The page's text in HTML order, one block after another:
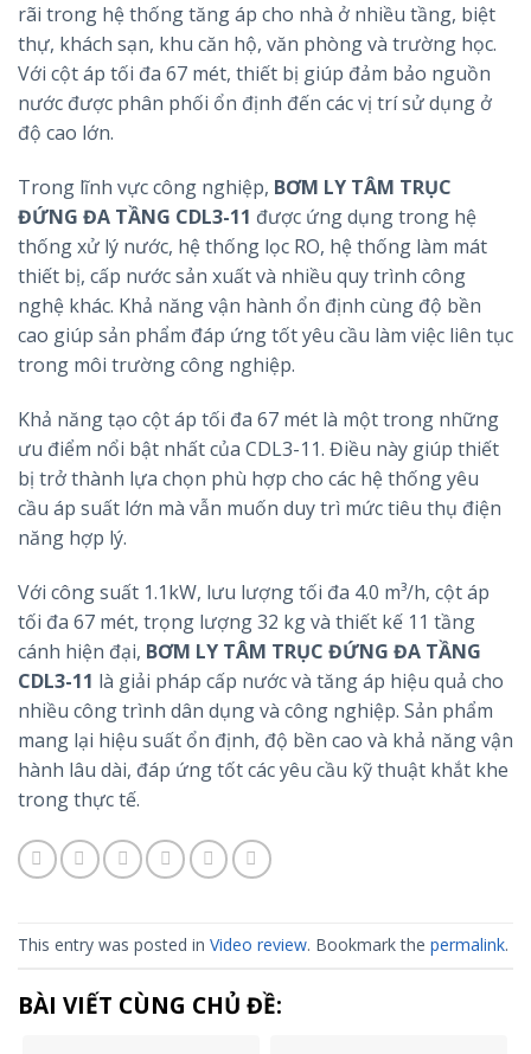
rãi trong hệ thống tăng áp cho nhà ở nhiều tầng, biệt
thự, khách sạn, khu căn hộ, văn phòng và trường học.
Với cột áp tối đa 67 mét, thiết bị giúp đảm bảo nguồn
nước được phân phối ổn định đến các vị trí sử dụng ở
độ cao lớn.
Trong lĩnh vực công nghiệp, BƠM LY TÂM TRỤC
ĐỨNG ĐA TẦNG CDL3-11 được ứng dụng trong hệ
thống xử lý nước, hệ thống lọc RO, hệ thống làm mát
thiết bị, cấp nước sản xuất và nhiều quy trình công
nghệ khác. Khả năng vận hành ổn định cùng độ bền
cao giúp sản phẩm đáp ứng tốt yêu cầu làm việc liên tục
trong môi trường công nghiệp.
Khả năng tạo cột áp tối đa 67 mét là một trong những
ưu điểm nổi bật nhất của CDL3-11. Điều này giúp thiết
bị trở thành lựa chọn phù hợp cho các hệ thống yêu
cầu áp suất lớn mà vẫn muốn duy trì mức tiêu thụ điện
năng hợp lý.
Với công suất 1.1kW, lưu lượng tối đa 4.0 m³/h, cột áp
tối đa 67 mét, trọng lượng 32 kg và thiết kế 11 tầng
cánh hiện đại, BƠM LY TÂM TRỤC ĐỨNG ĐA TẦNG
CDL3-11 là giải pháp cấp nước và tăng áp hiệu quả cho
nhiều công trình dân dụng và công nghiệp. Sản phẩm
mang lại hiệu suất ổn định, độ bền cao và khả năng vận
hành lâu dài, đáp ứng tốt các yêu cầu kỹ thuật khắt khe
trong thực tế.
This entry was posted in Video review. Bookmark the permalink.
BÀI VIẾT CÙNG CHỦ ĐỀ: